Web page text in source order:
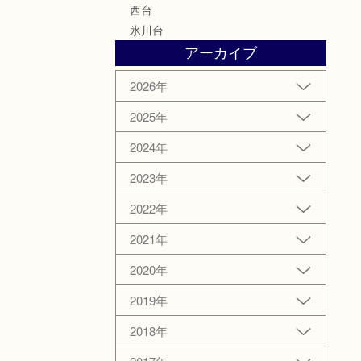
西台
氷川台
アーカイブ
2026年
2025年
2024年
2023年
2022年
2021年
2020年
2019年
2018年